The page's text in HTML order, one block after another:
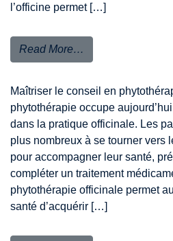
l’officine permet […]
Read More…
Maîtriser le conseil en
phytothérapie occupe
dans la pratique officinale. Les
plus nombreux à se tourner vers
pour accompagner leur santé,
compléter un traitement
phytothérapie officinale permet
santé d’acquérir […]